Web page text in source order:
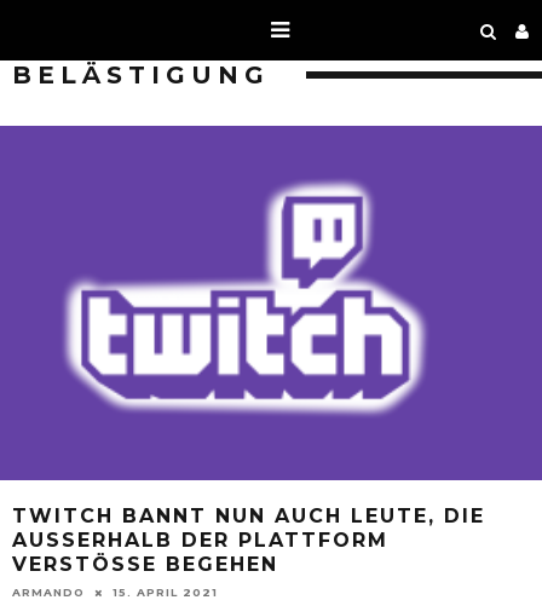
BELÄSTIGUNG
TWITCH BANNT NUN AUCH LEUTE, DIE
AUSSERHALB DER PLATTFORM V
ERSTÖSSE BEGEHEN
ARMANDO 15. APRIL 2021